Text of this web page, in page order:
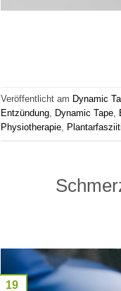
Veröffentlicht am Dynamic
Entzündung, Dynamic Tape,
Physiotherapie,
19